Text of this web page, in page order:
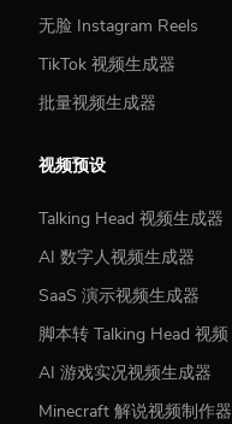
无脸 Instagram Reels
TikTok 视频生成器
批量视频生成器
视频预设
Talking Head 视频生成器
AI 数字人视频生成器
SaaS 演示视频生成器
脚本转 Talking Head 视频
AI 游戏实况视频生成器
Minecraft 解说视频制作器